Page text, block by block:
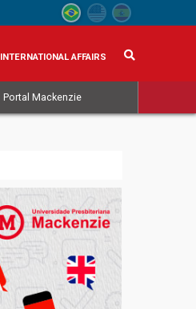
INTERNATIONAL AFFAIRS
Portal Mackenzie